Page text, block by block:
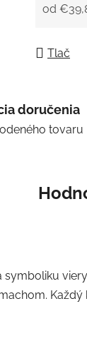
od
Tlač
doručenia
tovaru